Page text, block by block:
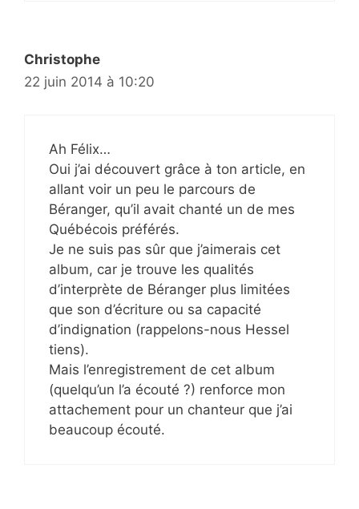
Christophe
22 juin 2014 à 10:20
Ah Félix…
Oui j’ai découvert grâce à ton article, en
allant voir un peu le parcours de
Béranger, qu’il avait chanté un de mes
Québécois préférés.
Je ne suis pas sûr que j’aimerais cet
album, car je trouve les qualités
d’interprète de Béranger plus limitées
que son d’écriture ou sa capacité
d’indignation (rappelons-nous Hessel
tiens).
Mais l’enregistrement de cet album
(quelqu’un l’a écouté ?) renforce mon
attachement pour un chanteur que j’ai
beaucoup écouté.